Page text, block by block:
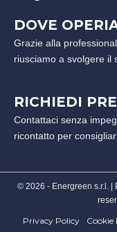
DOVE
Grazie alla
riusciamo a svolgere il
RICHIEDI
Contattaci senza
ricontatto per
© 2026 - Energreen s.r.l. |
Privacy Policy Cookie